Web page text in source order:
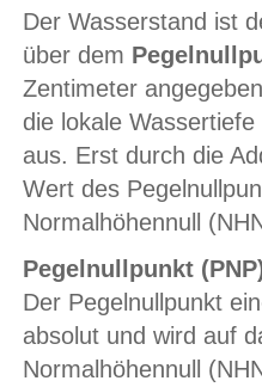
Der Wasserstand ist
über dem
Zentimeter
die lokale
aus. Erst durch die
Wert des
Normalhöhennull
Pegelnullpunkt
Der Pegelnullpunkt
absolut und wird auf
Normalhöhennull